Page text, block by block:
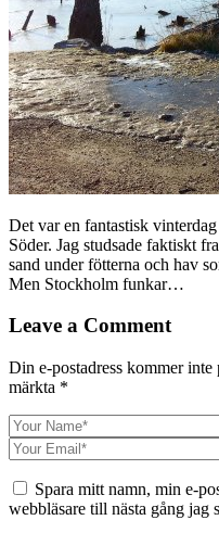
Det var en fantastisk
Söder. Jag studsade faktiskt
sand under fötterna och hav
Men Stockholm funkar…
Leave a Comment
Din e-postadress kommer inte
märkta *
Spara mitt namn, min e-
webbläsare till nästa gång jag